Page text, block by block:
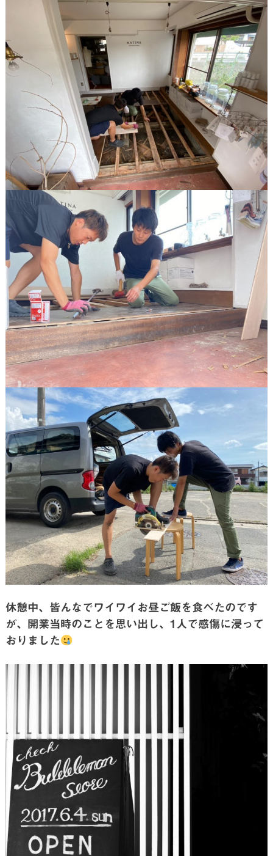
休憩中、皆んなでワイワイお昼ご飯を食べたのです
が、開業当時のことを思い出し、1人で感傷に浸って
おりました